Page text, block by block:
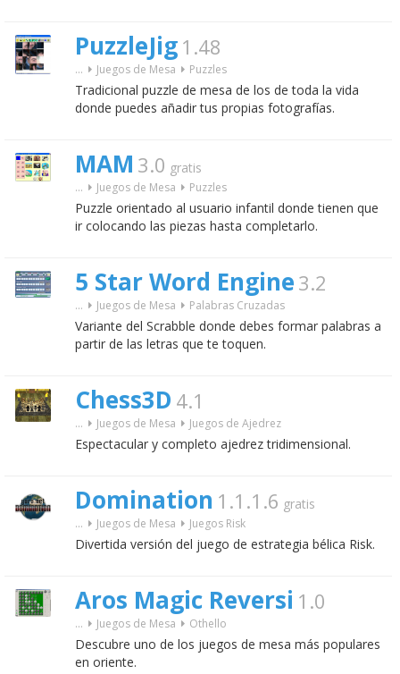
PuzzleJig 1.48
... Juegos de Mesa Puzzles
Tradicional puzzle de mesa de los de toda la vida
donde puedes añadir tus propias fotografías.
MAM 3.0 gratis
... Juegos de Mesa Puzzles
Puzzle orientado al usuario infantil donde tienen que
ir colocando las piezas hasta completarlo.
5 Star Word Engine 3.2
... Juegos de Mesa Palabras Cruzadas
Variante del Scrabble donde debes formar palabras a
partir de las letras que te toquen.
Chess3D 4.1
... Juegos de Mesa Juegos de Ajedrez
Espectacular y completo ajedrez tridimensional.
Domination 1.1.1.6 gratis
... Juegos de Mesa Juegos Risk
Divertida versión del juego de estrategia bélica Risk.
Aros Magic Reversi 1.0
... Juegos de Mesa Othello
Descubre uno de los juegos de mesa más populares
en oriente.